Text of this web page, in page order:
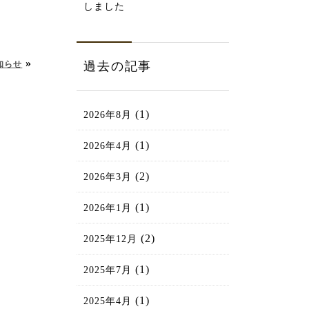
らせ »
しました
過去の記事
2026年8月 (1)
2026年4月 (1)
2026年3月 (2)
2026年1月 (1)
2025年12月 (2)
2025年7月 (1)
2025年4月 (1)